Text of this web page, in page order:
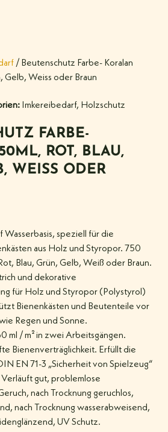
/ Beutenschutz Farbe- Koralan
Gelb, Weiss oder Braun
Imkereibedarf, Holzschutz
FARBE-
ROT, BLAU,
WEISS ODER
speziell für die
aus Holz und Styropor. 750
Blau, Grün, Gelb, Weiß oder Braun.
und dekorative
für Holz und Styropor (Polystyrol)
Bienenkästen und Beutenteile vor
Regen und Sonne.
ml / m² in zwei Arbeitsgängen.
Bienenverträglichkeit. Erfüllt die
EN 71-3 „Sicherheit von Spielzeug“
gut, problemlose
nach Trocknung geruchlos,
nach Trocknung wasserabweisend,
UV Schutz.